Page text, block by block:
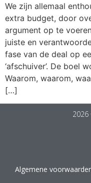
We zijn allemaal
extra budget, door
argument op te
juiste en
fase van de deal op
‘afschuiver’. De boel
Waarom, waarom,
[…]
2026
Algemene